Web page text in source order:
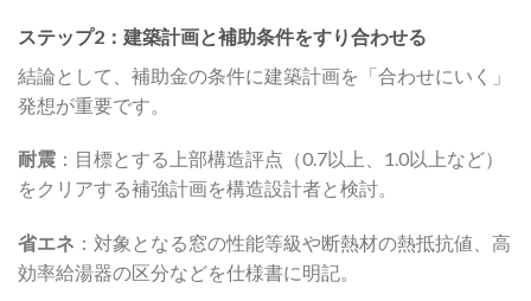
ステップ2：建築計画と補助条件をすり合わせる
結論として、補助金の条件に建築計画を「合わせにいく」
発想が重要です。
耐震 ：目標とする上部構造評点（0.7以上、1.0以上など）
をクリアする補強計画を構造設計者と検討。
省エネ ：対象となる窓の性能等級や断熱材の熱抵抗値、高
効率給湯器の区分などを仕様書に明記。